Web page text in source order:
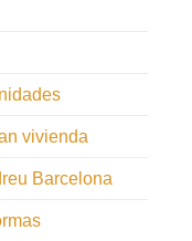
vivienda
Barcelona